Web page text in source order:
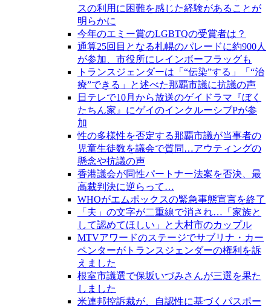
スの利用に困難を感じた経験があることが
明らかに
今年のエミー賞のLGBTQの受賞者は？
通算25回目となる札幌のパレードに約900人
が参加、市役所にレインボーフラッグも
トランスジェンダーは「“伝染”する」「“治
療”できる」と述べた那覇市議に抗議の声
日テレで10月から放送のゲイドラマ『ぼく
たちん家』にゲイのインクルーシブPが参
加
性の多様性を否定する那覇市議が当事者の
児童生徒数を議会で質問…アウティングの
懸念や抗議の声
香港議会が同性パートナー法案を否決、最
高裁判決に逆らって…
WHOがエムポックスの緊急事態宣言を終了
「夫」の文字が二重線で消され…「家族と
して認めてほしい」と大村市のカップル
MTVアワードのステージでサブリナ・カー
ペンターがトランスジェンダーの権利を訴
えました
根室市議選で保坂いづみさんが三選を果た
しました
米連邦控訴裁が、自認性に基づくパスポー